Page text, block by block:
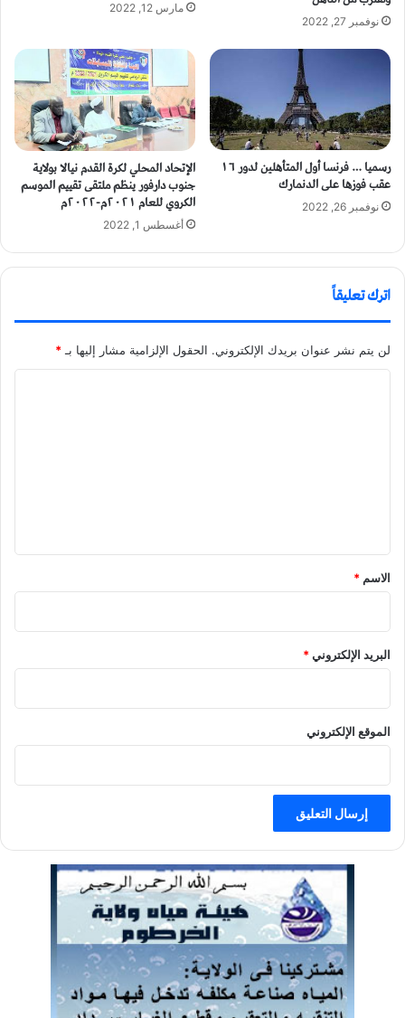
نوفمبر 27, 2022
مارس 12, 2022
رسميا … فرنسا أول المتأهلين لدور ١٦
عقب فوزها على الدنمارك
نوفمبر 26, 2022
الإتحاد المحلي لكرة القدم نيالا بولاية
جنوب دارفور ينظم ملتقى تقييم الموسم
الكروي للعام ٢٠٢١م-٢٠٢٢م
أغسطس 1, 2022
اترك تعليقاً
لن يتم نشر عنوان بريدك الإلكتروني. الحقول الإلزامية مشار إليها بـ*
الاسم *
البريد الإلكتروني*
الموقع الإلكتروني